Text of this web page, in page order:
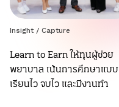
Insight / Capture
Learn to Earn ให้ทุนผู้ช่วย
พยาบาล เน้นการศึกษาแบบ
เรียนไว จบไว และมีงานทำ